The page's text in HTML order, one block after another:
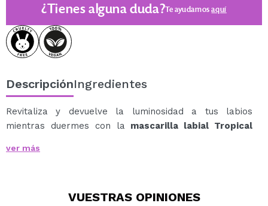
¿Tienes alguna duda?Te ayudamosaquí
DescripciónIngredientes
Revitaliza y devuelve la luminosidad a tus labios
mientras duermes con la mascarilla labial Tropical
Su fórmula enriquecida con Vitamina C ayuda a mejorar
saludables al despertar.
ver más
VUESTRAS OPINIONES